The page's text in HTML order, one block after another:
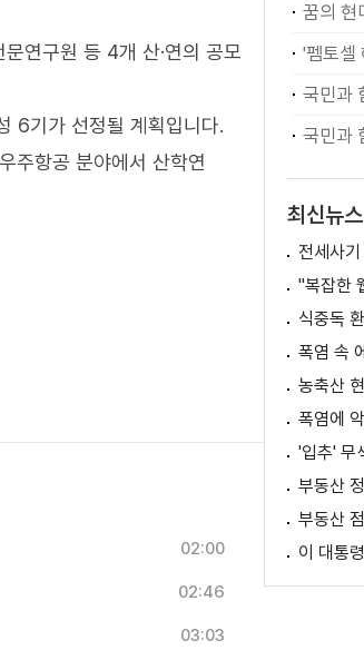
연구원 등 4개 산·연의 공모
6기가 선정될 계획입니다.
주항공 분야에서 산학연
02:00
02:46
03:03
최신뉴스